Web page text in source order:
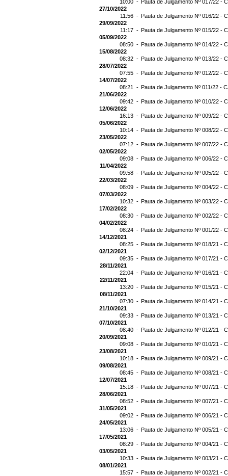
10:00 - Pauta de Julgamento Nº 017/22 -
27/10/2022
11:56 - Pauta de Julgamento Nº 016/22 -
29/09/2022
11:17 - Pauta de Julgamento Nº 015/22 -
05/09/2022
08:50 - Pauta de Julgamento Nº 014/22 -
15/08/2022
08:32 - Pauta de Julgamento Nº 013/22 -
28/07/2022
07:55 - Pauta de Julgamento Nº 012/22 -
14/07/2022
08:21 - Pauta de Julgamento Nº 011/22 -
21/06/2022
09:42 - Pauta de Julgamento Nº 010/22 -
12/06/2022
16:13 - Pauta de Julgamento Nº 009/22 -
05/06/2022
10:14 - Pauta de Julgamento Nº 008/22 -
23/05/2022
07:12 - Pauta de Julgamento Nº 007/22 -
02/05/2022
09:08 - Pauta de Julgamento Nº 006/22 -
11/04/2022
09:58 - Pauta de Julgamento Nº 005/22 -
22/03/2022
08:09 - Pauta de Julgamento Nº 004/22 -
07/03/2022
10:32 - Pauta de Julgamento Nº 003/22 -
17/02/2022
08:30 - Pauta de Julgamento Nº 002/22 -
04/02/2022
08:24 - Pauta de Julgamento Nº 001/22 -
14/12/2021
08:25 - Pauta de Julgamento Nº 018/21 -
02/12/2021
09:35 - Pauta de Julgamento Nº 017/21 -
28/11/2021
22:04 - Pauta de Julgamento Nº 016/21 -
22/11/2021
13:20 - Pauta de Julgamento Nº 015/21 -
08/11/2021
07:30 - Pauta de Julgamento Nº 014/21 -
21/10/2021
09:33 - Pauta de Julgamento Nº 013/21 -
07/10/2021
08:40 - Pauta de Julgamento Nº 012/21 -
20/09/2021
09:08 - Pauta de Julgamento Nº 010/21 -
23/08/2021
10:18 - Pauta de Julgamento Nº 009/21 -
09/08/2021
08:45 - Pauta de Julgamento Nº 008/21 -
12/07/2021
15:18 - Pauta de Julgamento Nº 007/21 -
28/06/2021
08:52 - Pauta de Julgamento Nº 007/21 -
31/05/2021
09:02 - Pauta de Julgamento Nº 006/21 -
24/05/2021
13:06 - Pauta de Julgamento Nº 005/21 -
17/05/2021
08:29 - Pauta de Julgamento Nº 004/21 -
03/05/2021
10:33 - Pauta de Julgamento Nº 003/21 -
08/01/2021
15:57 - Pauta de Julgamento Nº 002/21 -